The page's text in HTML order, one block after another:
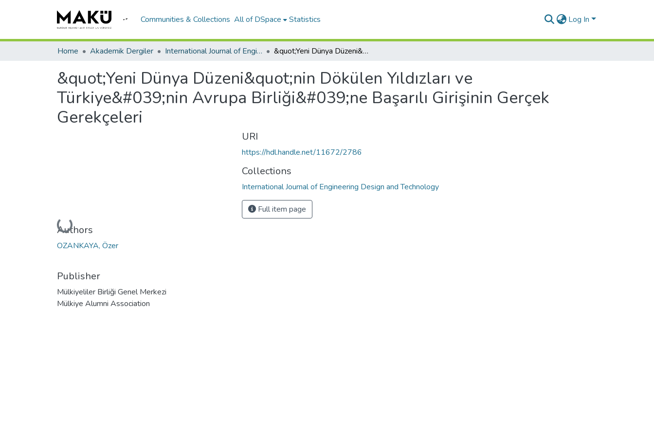
Communities & Collections All of DSpace Statistics Log In
Home Akademik Dergiler International Journal of Engineering Design and Technology &quot;Yeni Dünya Düzeni&quot;nin Dökülen Yıldızları ve Türkiye&#039;nin Avrupa Birliği&#039;ne Başarılı Girişinin Gerçek Gerekçeleri
&quot;Yeni Dünya Düzeni&quot;nin Dökülen Yıldızları ve
Türkiye&#039;nin Avrupa Birliği&#039;ne Başarılı Girişinin Gerçek
Gerekçeleri
Loading...
Authors
OZANKAYA, Özer
Publisher
Mülkiyeliler Birliği Genel Merkezi
Mülkiye Alumni Association
URI
https://hdl.handle.net/11672/2786
Collections
International Journal of Engineering Design and Technology
Full item page